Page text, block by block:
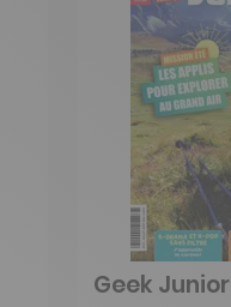
Geek Junior